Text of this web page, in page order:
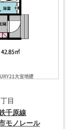
目
千原線
モノレール